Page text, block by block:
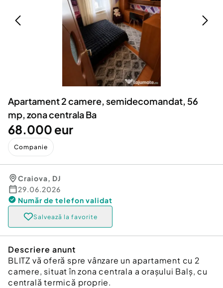
Servicii
Animale de companie
Afaceri și echipamente profesionale
Inchiriere Bunuri si Vehicule
Utilaje agricole si industriale
Piese auto si accesorii
Apartament 2 camere, semidecomandat, 56
mp, zona centrala Ba
68.000 eur
Companie
Craiova, DJ
29.06.2026
Număr de telefon validat
Salvează la favorite
Descriere anunt
BLITZ vă oferă spre vânzare un apartament cu 2
camere, situat în zona centrala a orașului Balș, cu
centrală termică proprie.